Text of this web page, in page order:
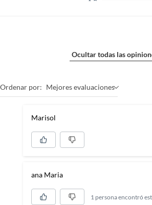
Ocultar todas las
Ordenar por: Mejores evaluaciones
Marisol
ana Maria
1 persona encontró